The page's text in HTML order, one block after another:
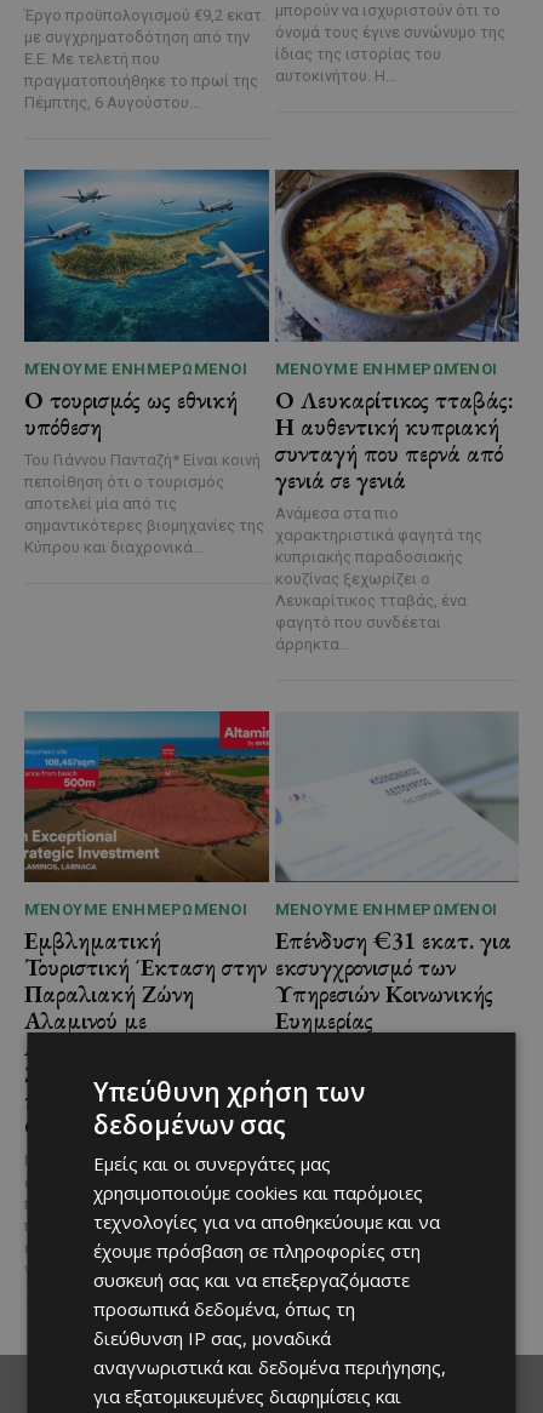
Έργο προϋπολογισμού €9,2 εκατ.
με συγχρηματοδότηση από την
Ε.Ε. Με τελετή που
πραγματοποιήθηκε το πρωί της
Πέμπτης, 6 Αυγούστου...
μπορούν να ισχυριστούν ότι το
όνομά τους έγινε συνώνυμο της
ίδιας της ιστορίας του
αυτοκινήτου. Η...
ΜΈΝΟΥΜΕ ΕΝΗΜΕΡΩΜΈΝΟΙ
Ο τουρισμός ως εθνική
υπόθεση
Του Γιάννου Πανταζή* Είναι κοινή
πεποίθηση ότι ο τουρισμός
αποτελεί μία από τις
σημαντικότερες βιομηχανίες της
Κύπρου και διαχρονικά...
ΜΈΝΟΥΜΕ ΕΝΗΜΕΡΩΜΈΝΟΙ
Ο Λευκαρίτικος τταβάς:
Η αυθεντική κυπριακή
συνταγή που περνά από
γενιά σε γενιά
Ανάμεσα στα πιο
χαρακτηριστικά φαγητά της
κυπριακής παραδοσιακής
κουζίνας ξεχωρίζει ο
Λευκαρίτικος τταβάς, ένα
φαγητό που συνδέεται
άρρηκτα...
ΜΈΝΟΥΜΕ ΕΝΗΜΕΡΩΜΈΝΟΙ
Εμβληματική
Τουριστική Έκταση στην
Παραλιακή Ζώνη
Αλαμινού με
Αδειοδοτημένη
Ξενοδοχειακή Ανάπτυξη
και Πανοραμική Θέα της
Θάλασσας
Μια εξαιρετικά σπάνια
επενδυτική ευκαιρία
παρουσιάζεται στην παραλιακή
περιοχή του Αλαμινού, στην
επαρχία Λάρνακας. Πρόκειται
για τρία συνεχόμενα...
ΜΈΝΟΥΜΕ ΕΝΗΜΕΡΩΜΈΝΟΙ
Επένδυση €31 εκατ. για
εκσυγχρονισμό των
Υπηρεσιών Κοινωνικής
Ευημερίας
Συνοχής «ΘΑΛΕΙΑ2021-2027», με
τη συγχρηματοδότησης της ΕΕ
Σε μία από τις...
Υπεύθυνη χρήση των
δεδομένων σας
Εμείς και οι συνεργάτες μας
χρησιμοποιούμε cookies και παρόμοιες
τεχνολογίες για να αποθηκεύουμε και να
έχουμε πρόσβαση σε πληροφορίες στη
συσκευή σας και να επεξεργαζόμαστε
προσωπικά δεδομένα, όπως τη
διεύθυνση IP σας, μοναδικά
αναγνωριστικά και δεδομένα περιήγησης,
για εξατομικευμένες διαφημίσεις και